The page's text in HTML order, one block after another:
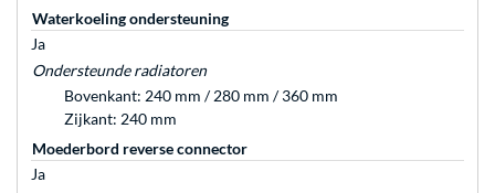
Waterkoeling ondersteuning
Ja
Ondersteunde radiatoren
Bovenkant: 240 mm / 280 mm / 360 mm
Zijkant: 240 mm
Moederbord reverse connector
Ja